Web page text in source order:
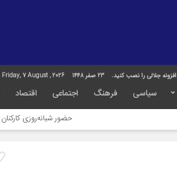
افزونه جلالی را نصب کنید. 23 صفر 1448
سیاسی فرهنگ اجتماعی اقتصاد
حضور شبانه‌روزی کارکنان پتروشیمی